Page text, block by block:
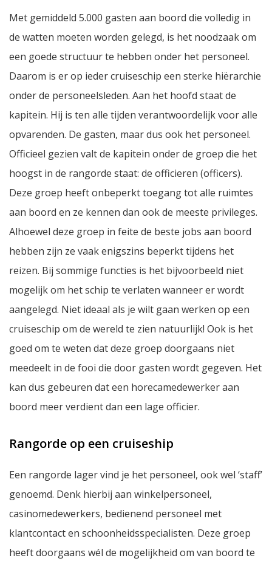
Met gemiddeld 5.000 gasten aan boord die volledig in
de watten moeten worden gelegd, is het noodzaak om
een goede structuur te hebben onder het personeel.
Daarom is er op ieder cruiseschip een sterke hiërarchie
onder de personeelsleden. Aan het hoofd staat de
kapitein. Hij is ten alle tijden verantwoordelijk voor alle
opvarenden. De gasten, maar dus ook het personeel.
Officieel gezien valt de kapitein onder de groep die het
hoogst in de rangorde staat: de officieren (officers).
Deze groep heeft onbeperkt toegang tot alle ruimtes
aan boord en ze kennen dan ook de meeste privileges.
Alhoewel deze groep in feite de beste jobs aan boord
hebben zijn ze vaak enigszins beperkt tijdens het
reizen. Bij sommige functies is het bijvoorbeeld niet
mogelijk om het schip te verlaten wanneer er wordt
aangelegd. Niet ideaal als je wilt gaan werken op een
cruiseschip om de wereld te zien natuurlijk! Ook is het
goed om te weten dat deze groep doorgaans niet
meedeelt in de fooi die door gasten wordt gegeven. Het
kan dus gebeuren dat een horecamedewerker aan
boord meer verdient dan een lage officier.
Rangorde op een cruiseship
Een rangorde lager vind je het personeel, ook wel ‘staff’
genoemd. Denk hierbij aan winkelpersoneel,
casinomedewerkers, bedienend personeel met
klantcontact en schoonheidsspecialisten. Deze groep
heeft doorgaans wél de mogelijkheid om van boord te